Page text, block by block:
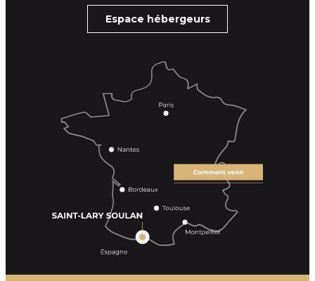
Espace hébergeurs